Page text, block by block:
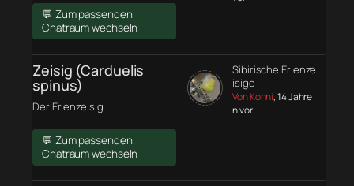
💬 Zum passenden
Chatraum wechseln
Zeisig (Carduelis
spinus)
Der Erlenzeisig
💬 Zum passenden
Chatraum wechseln
Sibirische Erlenze
isige
Von Konni, 14 Jahre
n vor